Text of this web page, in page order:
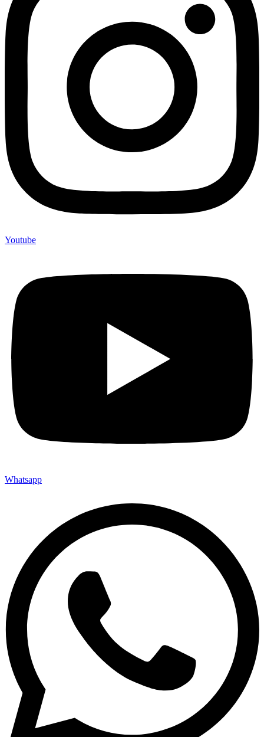
Youtube
Whatsapp